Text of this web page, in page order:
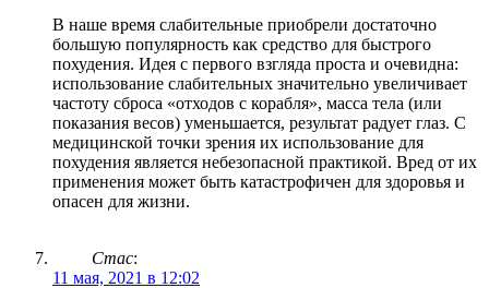
В наше время слабительные приобрели достаточно
большую популярность как средство для быстрого
похудения. Идея с первого взгляда проста и очевидна:
использование слабительных значительно увеличивает
частоту сброса «отходов с корабля», масса тела (или
показания весов) уменьшается, результат радует глаз. С
медицинской точки зрения их использование для
похудения является небезопасной практикой. Вред от их
применения может быть катастрофичен для здоровья и
опасен для жизни.
Стас:
11 мая, 2021 в 12:02